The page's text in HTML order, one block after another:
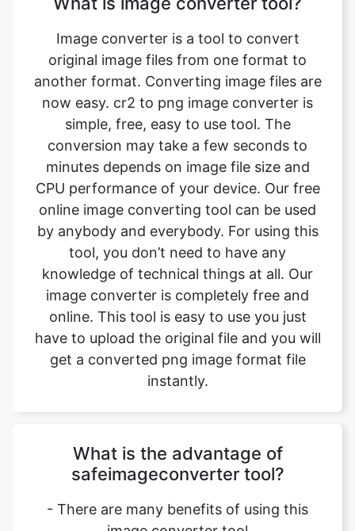
another format. Converting image files are
now easy. cr2 to png image converter is
simple, free, easy to use tool. The
conversion may take a few seconds to
minutes depends on image file size and
CPU performance of your device. Our free
online image converting tool can be used
by anybody and everybody. For using this
tool, you don’t need to have any
knowledge of technical things at all. Our
image converter is completely free and
online. This tool is easy to use you just
have to upload the original file and you will
get a converted png image format file
instantly.
What is the advantage of
image converter tool
1. You can easily convert image from cr2 to
png format.
2. It saves our time and time is a very